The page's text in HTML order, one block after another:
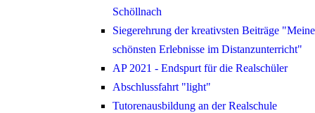
Schöllnach
Siegerehrung der kreativsten Beiträge "Meine
schönsten Erlebnisse im Distanzunterricht"
AP 2021 - Endspurt für die Realschüler
Abschlussfahrt "light"
Tutorenausbildung an der Realschule